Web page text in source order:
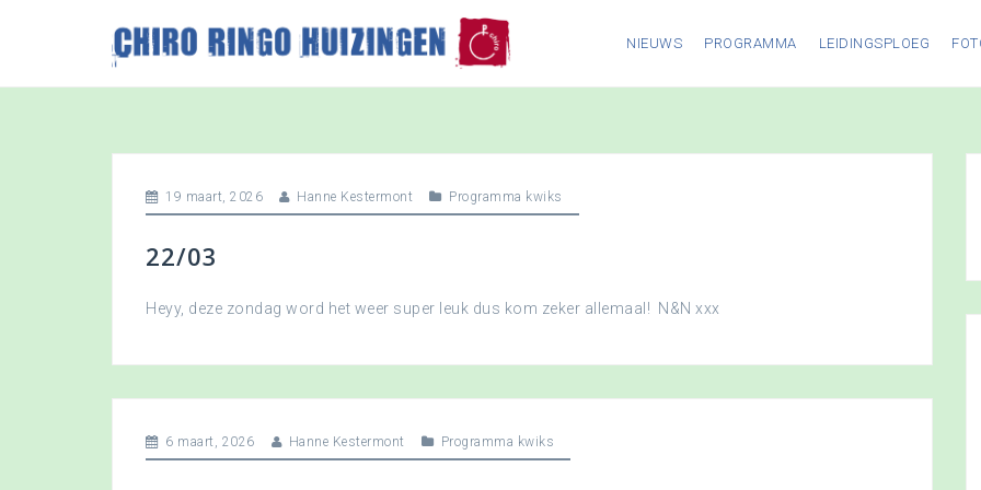
p
NIEUWS PROGRAMMA LEIDINGSPLOEG
19 maart, 2026 Hanne Kestermont Programma kwiks
22/03
Heyy, deze zondag word het weer super leuk dus kom zeker allemaal! N&N xxx
6 maart, 2026 Hanne Kestermont Programma kwiks